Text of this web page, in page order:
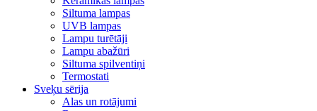
Siltuma lampas
UVB lampas
Lampu turētāji
Lampu abažūri
Siltuma spilventiņi
Termostati
Sveķu sērija
Alas un rotājumi